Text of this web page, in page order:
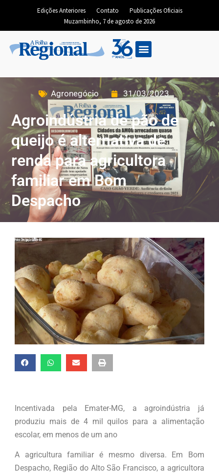
Edições Anteriores Contato
Publicações Oficiais
Muzambinho, 7 de agosto de 2026
Agronegócio 31/03/2023
Agroindústria de pão de
queijo é alternativa de
renda para agricultora
familiar em Bom
Despacho
Incentivada pela Emater-MG, a agroindústria já
produziu mais de 4 mil quilos para a alimentação
escolar, em menos de um ano
A agricultura familiar é mesmo diversa. Em Bom
Despacho, Região do Alto São Francisco, a agricultora